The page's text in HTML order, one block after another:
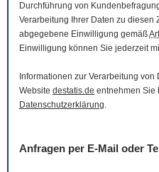
Durchführung von
Verarbeitung Ihrer Daten zu diesen
abgegebene Einwilligung gemäß
Einwilligung können Sie jederzeit
Informationen zur Verarbeitung
Website destatis.de entnehmen Sie
Datenschutzerklärung.
Anfragen per E-Mail oder